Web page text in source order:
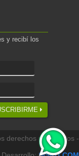
y recibí los
derechos reservados -